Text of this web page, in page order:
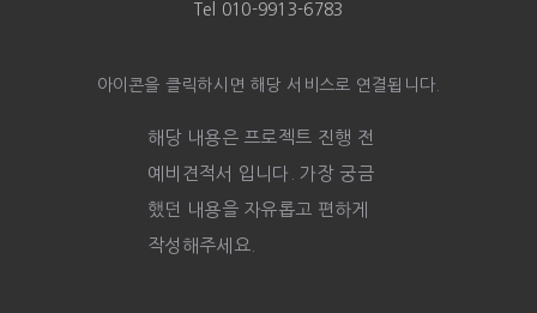
Tel 010-9913-6783
아이콘을 클릭하시면 해당 서비스로 연결됩니다.
해당 내용은 프로젝트 진행 전
예비견적서 입니다. 가장 궁금
했던 내용을 자유롭고 편하게
작성해주세요.